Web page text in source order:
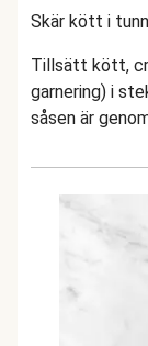
Skär kött i
Tillsätt kött,
garnering) i
såsen är